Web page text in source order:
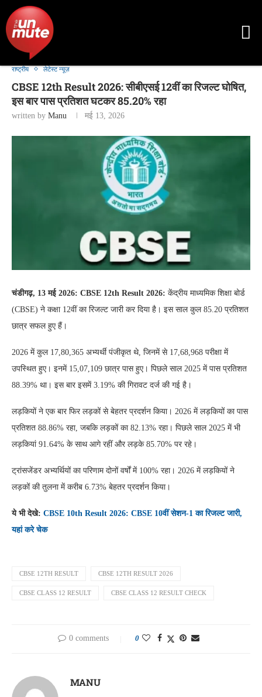
राष्ट्रीय लेटेस्ट न्यूज़
CBSE 12th Result 2026: सीबीएसई 12वीं का रिजल्ट घोषित,
इस बार पास प्रतिशत घटकर 85.20% रहा
written by Manu मई 13, 2026
चंडीगढ़, 13 मई 2026: CBSE 12th Result 2026: केंद्रीय माध्यमिक शिक्षा बोर्ड
(CBSE) ने कक्षा 12वीं का रिजल्ट जारी कर दिया है। इस साल कुल 85.20 प्रतिशत
छात्र सफल हुए हैं।
2026 में कुल 17,80,365 अभ्यर्थी पंजीकृत थे, जिनमें से 17,68,968 परीक्षा में
उपस्थित हुए। इनमें 15,07,109 छात्र पास हुए। पिछले साल 2025 में पास प्रतिशत
88.39% था। इस बार इसमें 3.19% की गिरावट दर्ज की गई है।
लड़कियों ने एक बार फिर लड़कों से बेहतर प्रदर्शन किया। 2026 में लड़कियों का पास
प्रतिशत 88.86% रहा, जबकि लड़कों का 82.13% रहा। पिछले साल 2025 में भी
लड़कियां 91.64% के साथ आगे रहीं और लड़के 85.70% पर रहे।
ट्रांसजेंडर अभ्यर्थियों का परिणाम दोनों वर्षों में 100% रहा। 2026 में लड़कियों ने
लड़कों की तुलना में करीब 6.73% बेहतर प्रदर्शन किया।
ये भी देखे: CBSE 10th Result 2026: CBSE 10वीं सेशन-1 का रिजल्ट जारी,
यहां करे चेक
CBSE 12TH RESULT CBSE 12TH RESULT 2026
CBSE CLASS 12 RESULT CBSE CLASS 12 RESULT CHECK
0 comments 0
MANU